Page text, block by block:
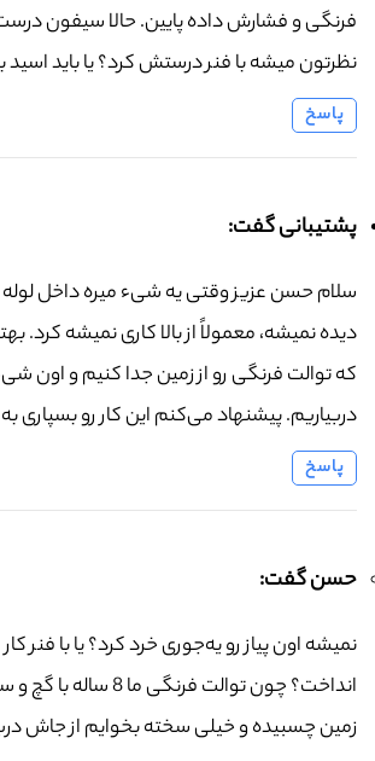
فرنگی و فشارش داده پایین. حالا سیفون
نظرتون میشه با فنر درستش کرد؟ یا باید اسید
پاسخ
پشتیبانی گفت:
سلام حسن عزیز وقتی یه شیء میره داخل لوله
دیده نمیشه، معمولاً از بالا کاری نمیشه کرد.
که توالت فرنگی رو از زمین جدا کنیم و اون
دربیاریم. پیشنهاد می‌کنم این کار رو
پاسخ
حسن گفت:
نمیشه اون پیاز رو یه‌جوری خرد کرد؟ یا با فنر کار
انداخت؟ چون توالت فرنگی ما 8
زمین چسبیده و خیلی سخته بخوایم از جاش